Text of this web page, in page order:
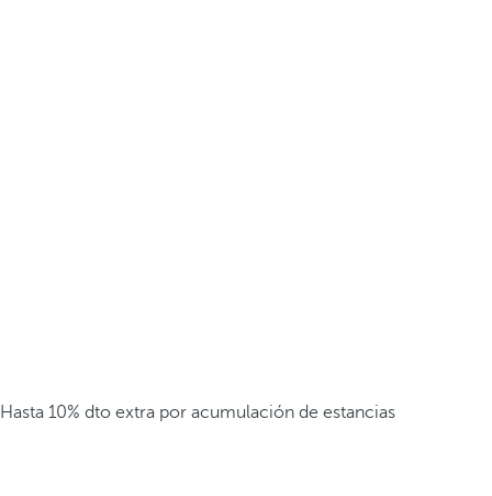
Hasta 10% dto extra por acumulación de estancias